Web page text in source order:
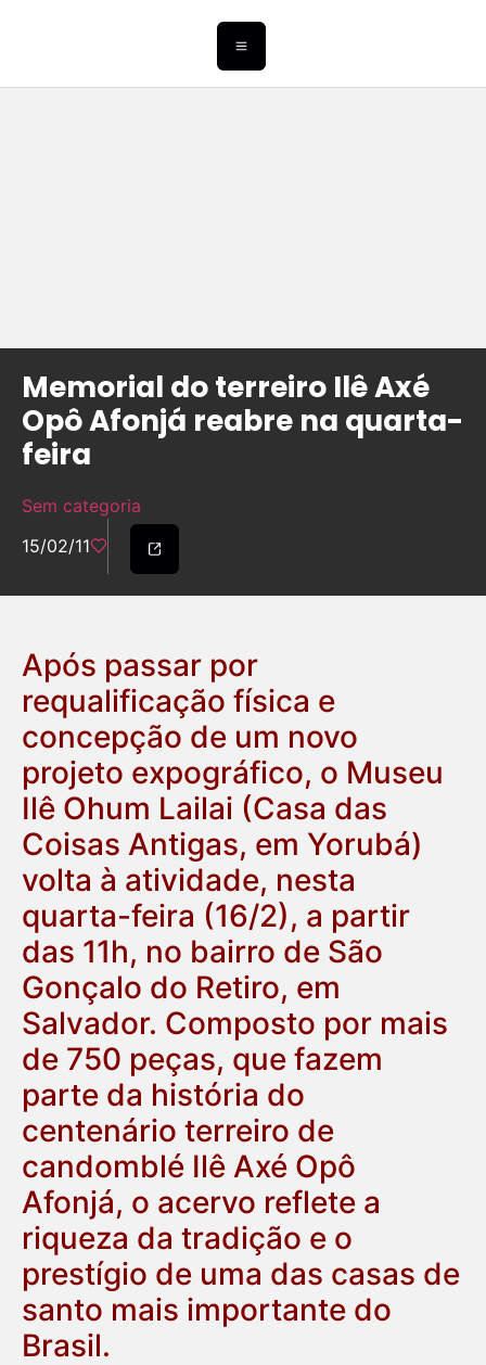
Memorial do terreiro Ilê Axé
Opô Afonjá reabre na quarta-
feira
Sem categoria
15/02/11
Após passar por
requalificação física e
concepção de um novo
projeto expográfico, o Museu
Ilê Ohum Lailai (Casa das
Coisas Antigas, em Yorubá)
volta à atividade, nesta
quarta-feira (16/2), a partir
das 11h, no bairro de São
Gonçalo do Retiro, em
Salvador. Composto por mais
de 750 peças, que fazem
parte da história do
centenário terreiro de
candomblé Ilê Axé Opô
Afonjá, o acervo reflete a
riqueza da tradição e o
prestígio de uma das casas de
santo mais importante do
Brasil.